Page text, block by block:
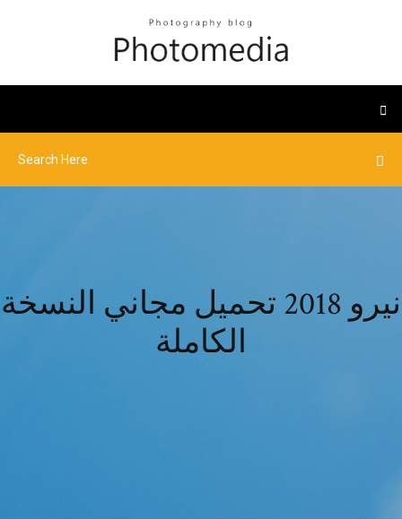
نيرو 2018 تحميل مجاني النسخة
الكاملة